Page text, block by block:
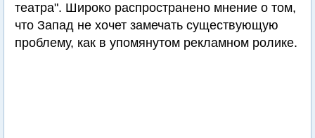
театра". Широко распространено мнение о том,
что Запад не хочет замечать существующую
проблему, как в упомянутом рекламном ролике.